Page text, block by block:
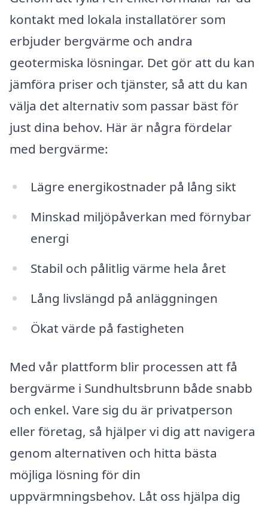
kontakt med lokala installatörer som
erbjuder bergvärme och andra
geotermiska lösningar. Det gör att du kan
jämföra priser och tjänster, så att du kan
välja det alternativ som passar bäst för
just dina behov. Här är några fördelar
med bergvärme:
Lägre energikostnader på lång sikt
Minskad miljöpåverkan med förnybar
energi
Stabil och pålitlig värme hela året
Lång livslängd på anläggningen
Ökat värde på fastigheten
Med vår plattform blir processen att få
bergvärme i Sundhultsbrunn både snabb
och enkel. Vare sig du är privatperson
eller företag, så hjälper vi dig att navigera
genom alternativen och hitta bästa
möjliga lösning för din
uppvärmningsbehov. Låt oss hjälpa dig